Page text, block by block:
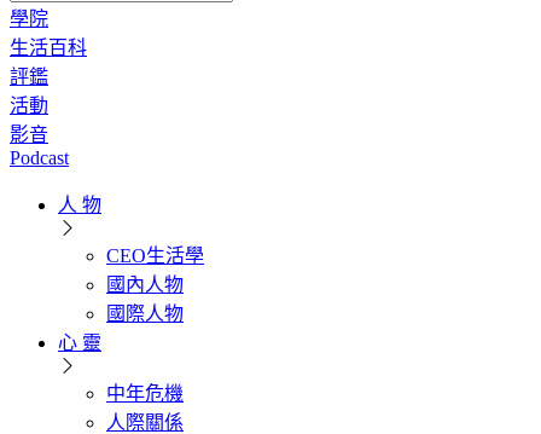
學院
生活百科
評鑑
活動
影音
Podcast
人 物
CEO生活學
國內人物
國際人物
心 靈
中年危機
人際關係